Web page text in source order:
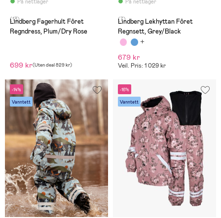
(13)
Lindberg Fagerhult Fôret
Regndress, Plum/Dry Rose
699 kr(Uten deal829 kr)
(7)
Lindberg Lekhyttan Fôret
Regnsett, Grey/Black
679 kr
Veil. Pris: 1 029 kr
-14%
Vanntett
-16%
Vanntett